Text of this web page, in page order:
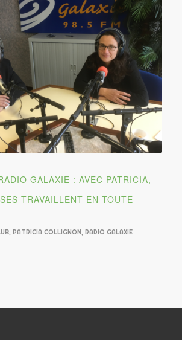
GALAXIE : AVEC PATRICIA,
TRAVAILLENT EN TOUTE
, PATRICIA COLLIGNON, RADIO GALAXIE